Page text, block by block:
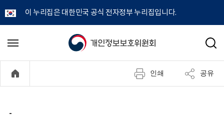
이 누리집은 대한민국 공식 전자정부 누리집입니다.
개
정
메
기
검
인쇄 공유
-